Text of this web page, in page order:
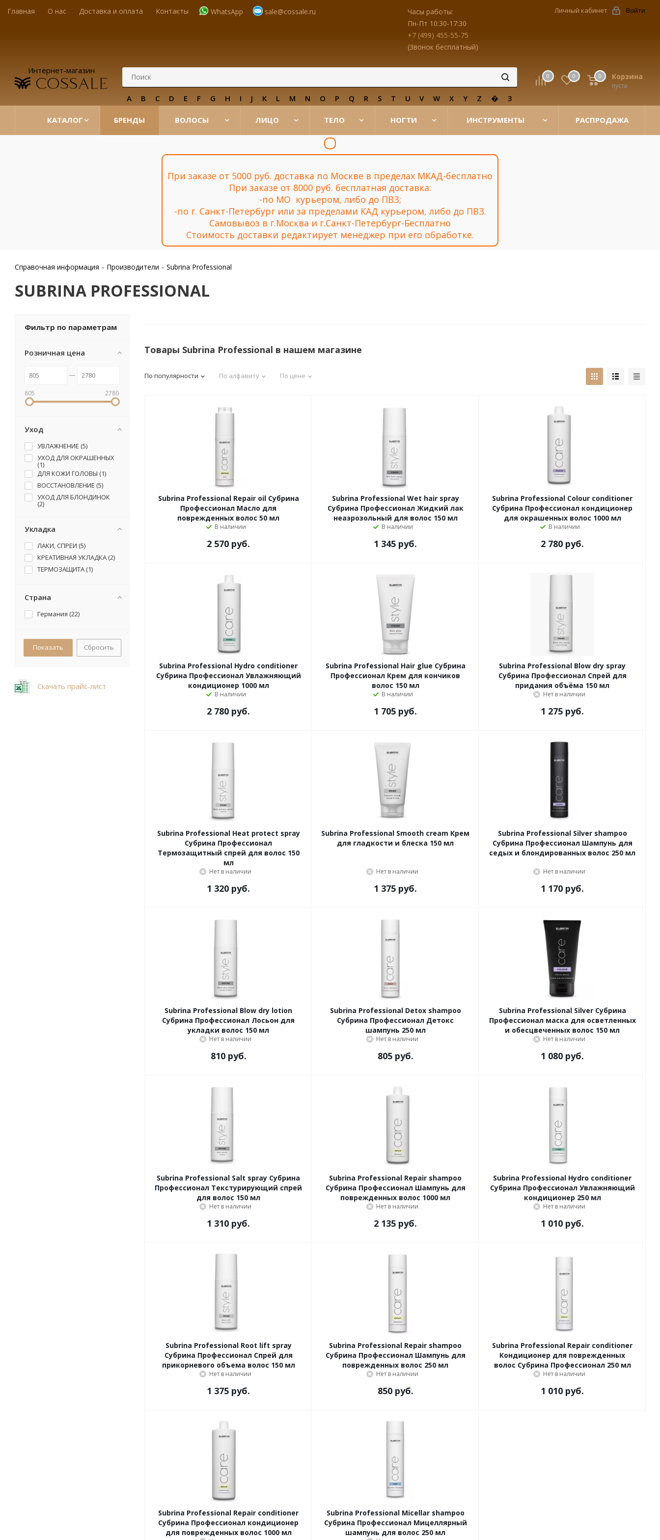
Главная О нас Доставка и оплата Контакты WhatsApp sale@cossale.ru
Часы работы:
Пн-Пт 10:30-17:30
+7 (499) 455-55-75
(Звонок бесплатный)
Личный кабинет Войти
Интернет-магазин
A B C D E F G H I J K L M N O P Q R S T U V W X Y Z � 3
0 0 Корзина
пуста
0
КАТАЛОГ БРЕНДЫ ВОЛОСЫ ЛИЦО ТЕЛО НОГТИ ИНСТРУМЕНТЫ РАСПРОДАЖА
При заказе от 5000 руб. доставка по Москве в пределах МКАД-бесплатно
При заказе от 8000 руб. бесплатная доставка:
-по МО курьером, либо до ПВЗ;
-по г. Санкт-Петербург или за пределами КАД курьером, либо до ПВЗ.
Самовывоз в г.Москва и г.Санкт-Петербург-Бесплатно
Стоимость доставки редактирует менеджер при его обработке.
Справочная информация - Производители - Subrina Professional
SUBRINA PROFESSIONAL
Товары Subrina Professional в нашем магазине
По популярности По алфавиту По цене
Subrina Professional Repair oil Субрина
Профессионал Масло для
поврежденных волос 50 мл
В наличии
2 570 руб.
Subrina Professional Wet hair spray
Субрина Профессионал Жидкий лак
неаэрозольный для волос 150 мл
В наличии
1 345 руб.
Subrina Professional Colour conditioner
Субрина Профессионал кондиционер
для окрашенных волос 1000 мл
В наличии
2 780 руб.
Subrina Professional Hydro conditioner
Субрина Профессионал Увлажняющий
кондиционер 1000 мл
В наличии
2 780 руб.
Subrina Professional Hair glue Субрина
Профессионал Крем для кончиков
волос 150 мл
В наличии
1 705 руб.
Subrina Professional Blow dry spray
Субрина Профессионал Cпрей для
придания объёма 150 мл
Нет в наличии
1 275 руб.
Subrina Professional Heat protect spray
Субрина Профессионал
Термозащитный спрей для волос 150
мл
Нет в наличии
1 320 руб.
Subrina Professional Smooth cream Крем
для гладкости и блеска 150 мл
Нет в наличии
1 375 руб.
Subrina Professional Silver shampoo
Субрина Профессионал Шампунь для
седых и блондированных волос 250 мл
Нет в наличии
1 170 руб.
Subrina Professional Blow dry lotion
Субрина Профессионал Лосьон для
укладки волос 150 мл
Нет в наличии
810 руб.
Subrina Professional Detox shampoo
Субрина Профессионал Детокс
шампунь 250 мл
Нет в наличии
805 руб.
Subrina Professional Silver Субрина
Профессионал маска для осветленных
и обесцвеченных волос 150 мл
Нет в наличии
1 080 руб.
Subrina Professional Salt spray Субрина
Профессионал Текстурирующий спрей
для волос 150 мл
Нет в наличии
1 310 руб.
Subrina Professional Repair shampoo
Субрина Профессионал Шампунь для
поврежденных волос 1000 мл
Нет в наличии
2 135 руб.
Subrina Professional Hydro conditioner
Субрина Профессионал Увлажняющий
кондиционер 250 мл
Нет в наличии
1 010 руб.
Subrina Professional Root lift spray
Субрина Профессионал Спрей для
прикорневого объема волос 150 мл
Нет в наличии
1 375 руб.
Subrina Professional Repair shampoo
Субрина Профессионал Шампунь для
поврежденных волос 250 мл
Нет в наличии
850 руб.
Subrina Professional Repair conditioner
Кондиционер для поврежденных
волос Субрина Профессионал 250 мл
Нет в наличии
1 010 руб.
Subrina Professional Repair conditioner
Субрина Профессионал кондиционер
для поврежденных волос 1000 мл
Subrina Professional Micellar shampoo
Субрина Профессионал Мицеллярный
шампунь для волос 250 мл
Фильтр по параметрам
Розничная цена
805 2780
Уход
УВЛАЖНЕНИЕ (5)
УХОД ДЛЯ ОКРАШЕННЫХ
(1)
ДЛЯ КОЖИ ГОЛОВЫ (1)
ВОССТАНОВЛЕНИЕ (5)
УХОД ДЛЯ БЛОНДИНОК
(2)
Укладка
ЛАКИ, СПРЕИ (5)
КРЕАТИВНАЯ УКЛАДКА (2)
ТЕРМОЗАЩИТА (1)
Страна
Германия (22)
Сбросить
Скачать прайс-лист